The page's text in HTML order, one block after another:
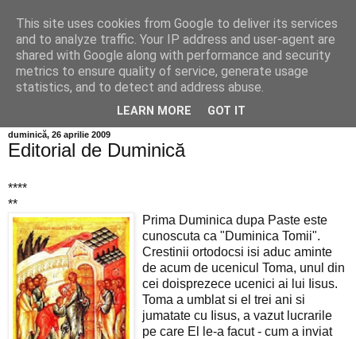
Info MILEANCA
BINE AȚI VENIT! *Jurnal online de informație și opinie;
Vineri 07 August, 2026
duminică, 26 aprilie 2009
Editorial de Duminică
****
**
Prima Duminica dupa Paste este
cunoscuta ca "Duminica Tomii".
Crestinii ortodocsi isi aduc aminte
de acum de ucenicul Toma, unul din
cei doisprezece ucenici ai lui Iisus.
Toma a umblat si el trei ani si
jumatate cu Iisus, a vazut lucrarile
pe care El le-a facut - cum a inviat
This site uses cookies from Google to deliver its services
and to analyze traffic. Your IP address and user-agent are
shared with Google along with performance and security
metrics to ensure quality of service, generate usage
statistics, and to detect and address abuse.
LEARN MORE GOT IT